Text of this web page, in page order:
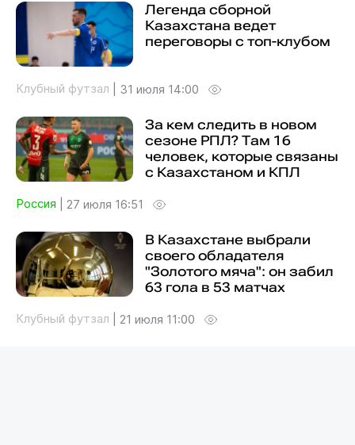
Легенда сборной
Казахстана ведет
переговоры с топ-клубом
Клубный футзал 31 июля 14:00
За кем следить в новом
сезоне РПЛ? Там 16
человек, которые связаны
с Казахстаном и КПЛ
Россия 27 июля 16:51
В Казахстане выбрали
своего обладателя
"Золотого мяча": он забил
63 гола в 53 матчах
Клубный футзал 21 июля 11:00